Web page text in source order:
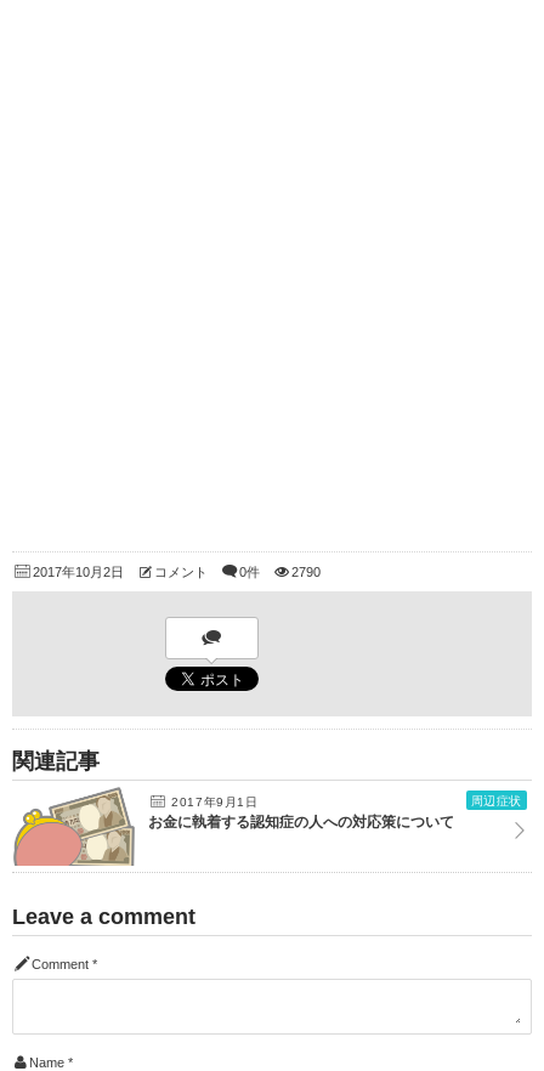
2017年10月2日 コメント 0件 2790
関連記事
2017年9月1日 周辺症状
お金に執着する認知症の人への対応策について
Leave a comment
Comment *
Name *